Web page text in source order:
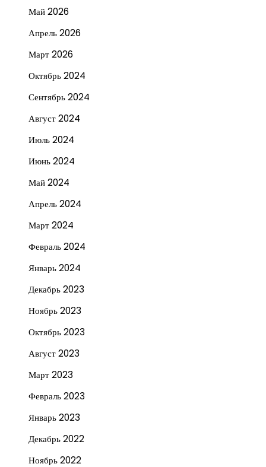
Май 2026
Апрель 2026
Март 2026
Октябрь 2024
Сентябрь 2024
Август 2024
Июль 2024
Июнь 2024
Май 2024
Апрель 2024
Март 2024
Февраль 2024
Январь 2024
Декабрь 2023
Ноябрь 2023
Октябрь 2023
Август 2023
Март 2023
Февраль 2023
Январь 2023
Декабрь 2022
Ноябрь 2022